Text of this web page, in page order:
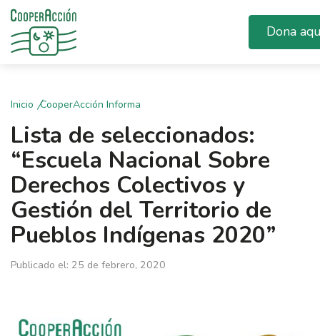
Dona
Inicio CooperAcción Informa
Lista de seleccionados:
“Escuela Nacional Sobre
Derechos Colectivos y
Gestión del Territorio de
Pueblos Indígenas 2020”
Publicado el: 25 de febrero, 2020